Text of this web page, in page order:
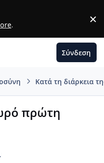
. ×
Σύνδεση
Κατά τη διάρκεια
πρώτη